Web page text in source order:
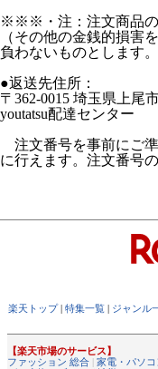
※※※・注：注文商品の
（その他の金銭的損害
負わないものとします。
●返送先住所：
〒362-0015 埼玉県上尾
youtatsu配達センター
注文番号を事前にご
に行えます。注文番号
楽天トップ| 特集一覧 | ジャンル
【楽天市場のサービス】
ファッション 総合 | 家電・パソ